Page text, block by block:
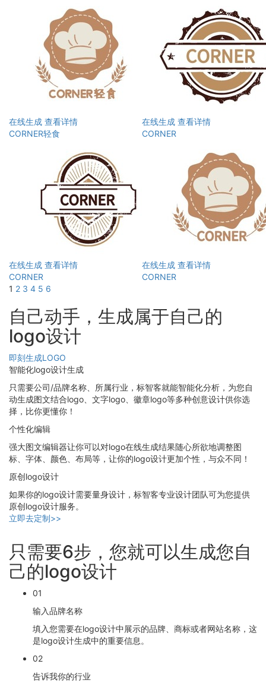
在线生成 查看详情
CORNER轻食
在线生成 查看详情
CORNER
在线生成 查看详情
CORNER
在线生成 查看详情
CORNER
1 2 3 4 5 6
自己动手，生成属于自己的
logo设计
即刻生成LOGO
智能化logo设计生成
只需要公司/品牌名称、所属行业，标智客就能智能化分析，为您自
动生成图文结合logo、文字logo、徽章logo等多种创意设计供你选
择，比你更懂你！
个性化编辑
强大图文编辑器让你可以对logo在线生成结果随心所欲地调整图
标、字体、颜色、布局等，让你的logo设计更加个性，与众不同！
原创logo设计
如果你的logo设计需要量身设计，标智客专业设计团队可为您提供
原创logo设计服务。
立即去定制>>
只需要6步，您就可以生成您自
己的logo设计
01
输入品牌名称
填入您需要在logo设计中展示的品牌、商标或者网站名称，这
是logo设计生成中的重要信息。
02
告诉我你的行业